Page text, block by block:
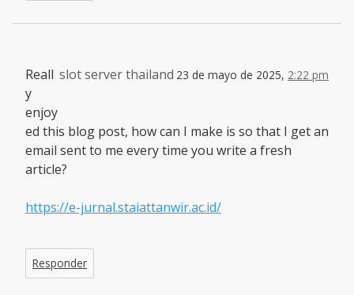
slot server thailand 23 de mayo de 2025, 2:22 pm
Reall
y
enjoy
ed this blog post, how can I make is so that I get an
email sent to me every time you write a fresh
article?
https://e-jurnal.staiattanwir.ac.id/
Responder